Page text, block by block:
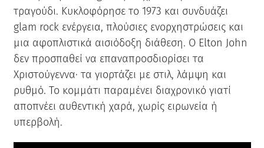
τραγούδι. Κυκλοφόρησε το 1973 και συνδυάζει
glam rock ενέργεια, πλούσιες ενορχηστρώσεις και
μια αφοπλιστικά αισιόδοξη διάθεση. Ο Elton John
δεν προσπαθεί να επαναπροσδιορίσει τα
Χριστούγεννα· τα γιορτάζει με στιλ, λάμψη και
ρυθμό. Το κομμάτι παραμένει διαχρονικό γιατί
αποπνέει αυθεντική χαρά, χωρίς ειρωνεία ή
υπερβολή.